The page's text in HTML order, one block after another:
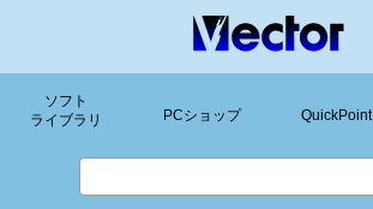
ソフト
ライブラリ
PCショップ QuickPoint